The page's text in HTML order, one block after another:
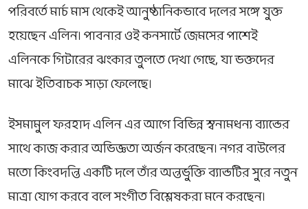
পরিবর্তে মার্চ মাস থেকেই আনুষ্ঠানিকভাবে দলের সঙ্গে যুক্ত
হয়েছেন এলিন। পাবনার ওই কনসার্টে জেমসের পাশেই
এলিনকে গিটারের ঝংকার তুলতে দেখা গেছে, যা ভক্তদের
মাঝে ইতিবাচক সাড়া ফেলেছে।
ইসমামুল ফরহাদ এলিন এর আগে বিভিন্ন স্বনামধন্য ব্যান্ডের
সাথে কাজ করার অভিজ্ঞতা অর্জন করেছেন। নগর বাউলের
মতো কিংবদন্তি একটি দলে তাঁর অন্তর্ভুক্তি ব্যান্ডটির সুরে নতুন
মাত্রা যোগ করবে বলে সংগীত বিশ্লেষকরা মনে করছেন।